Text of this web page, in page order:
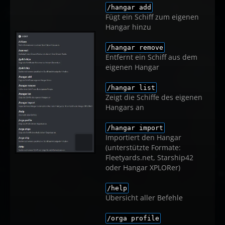
/hangar add
Fügt ein Schiff zum eigenen
Hangar hinzu
/hangar remove
Entfernt ein Schiff aus dem
eigenen Hangar
/hangar list
Zeigt die Schiffe des eigenen
Hangars an
/hangar import
Importiert den Hangar
(unterstützte Formate:
Fleetyards.net, Starship42
oder Hangar XPLORer)
/help
Übersicht aller Befehle
/orga profile